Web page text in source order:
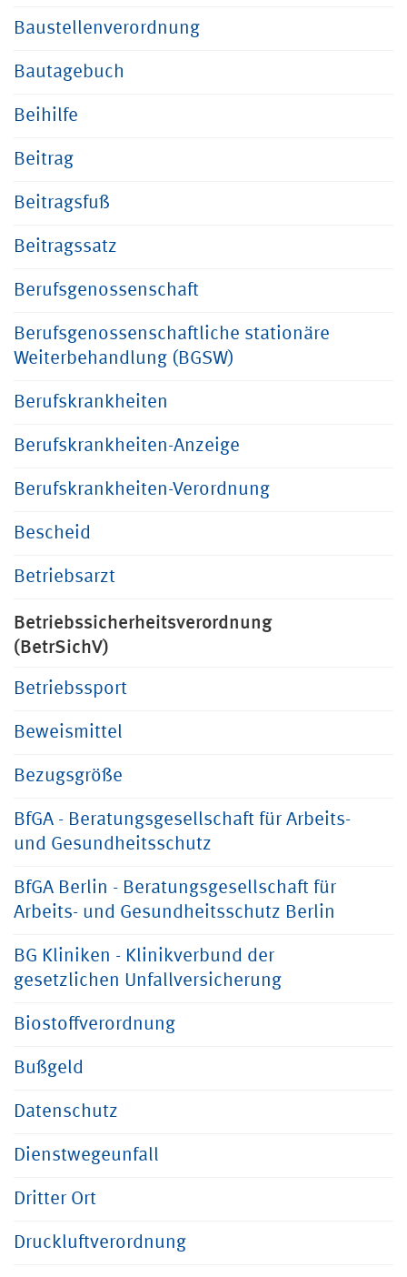
Baustellenverordnung
Bautagebuch
Beihilfe
Beitrag
Beitragsfuß
Beitragssatz
Berufsgenossenschaft
Berufsgenossenschaftliche stationäre
Weiterbehandlung (BGSW)
Berufskrankheiten
Berufskrankheiten-Anzeige
Berufskrankheiten-Verordnung
Bescheid
Betriebsarzt
Betriebssicherheitsverordnung
(BetrSichV)
Betriebssport
Beweismittel
Bezugsgröße
BfGA - Beratungsgesellschaft für Arbeits-
und Gesundheitsschutz
BfGA Berlin - Beratungsgesellschaft für
Arbeits- und Gesundheitsschutz Berlin
BG Kliniken - Klinikverbund der
gesetzlichen Unfallversicherung
Biostoffverordnung
Bußgeld
Datenschutz
Dienstwegeunfall
Dritter Ort
Druckluftverordnung